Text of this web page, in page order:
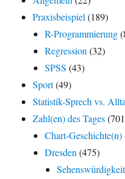
Praxisbeispiel (189)
R-Programmierung
Regression (32)
SPSS (43)
Sport(49)
Statistik-Sprech vs.
Zahl(en) des Tages
Chart-Geschichte(n)
Dresden (475)